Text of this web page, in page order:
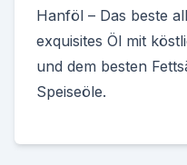
Hanföl – Das beste
exquisites Öl mit
und dem besten
Speiseöle.